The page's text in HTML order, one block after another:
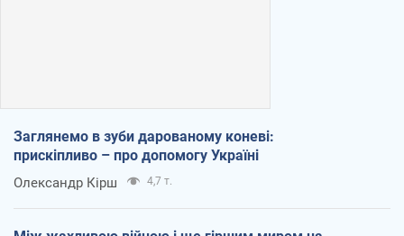
Заглянемо в зуби дарованому коневі:
прискіпливо – про допомогу Україні
Олександр Кірш 4,7 т.